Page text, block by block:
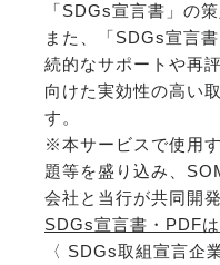
「SDGs宣言書」の
また、「SDGs宣言
続的なサポートや再
向けた実効性の高い
す。
※本サービスで使用
題等を盛り込み、
会社と当行が共同開
SDGs宣言書・PDF
〈 SDGs取組宣言企